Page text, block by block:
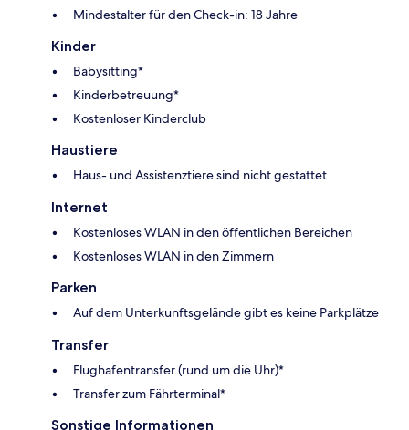
Mindestalter für den Check-in: 18 Jahre
Kinder
Babysitting*
Kinderbetreuung*
Kostenloser Kinderclub
Haustiere
Haus- und Assistenztiere sind nicht gestattet
Internet
Kostenloses WLAN in den öffentlichen Bereichen
Kostenloses WLAN in den Zimmern
Parken
Auf dem Unterkunftsgelände gibt es keine Parkplätze
Transfer
Flughafentransfer (rund um die Uhr)*
Transfer zum Fährterminal*
Sonstige Informationen